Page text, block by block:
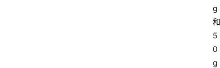
g
和
5
0
g